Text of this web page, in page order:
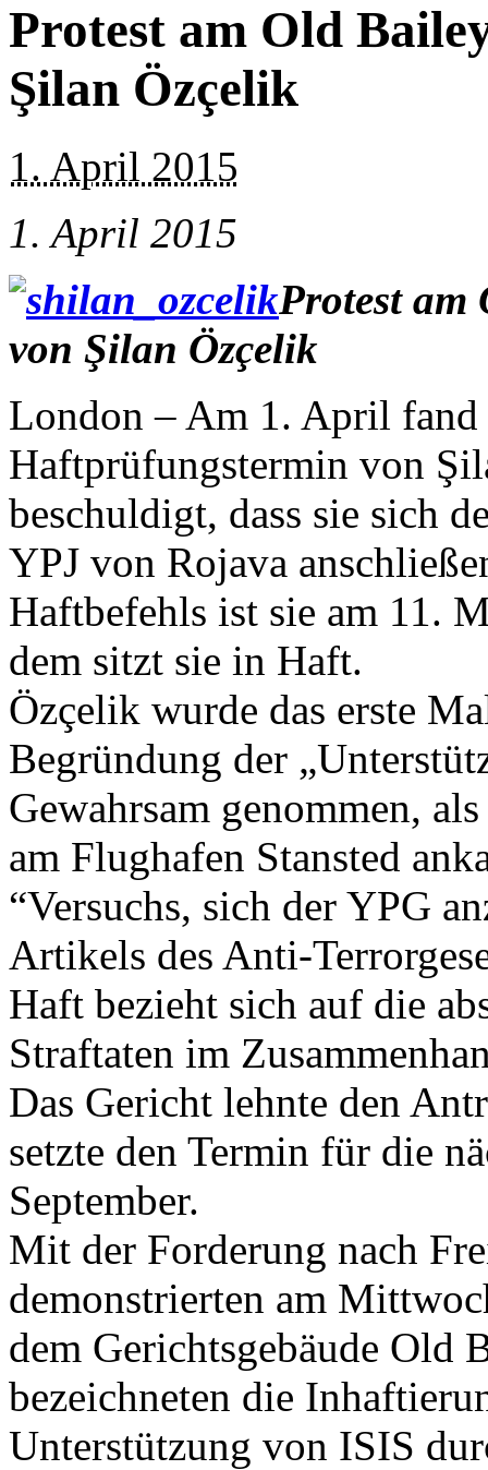
Protest am Old
Şilan Özçelik
1. April 2015
1. April 2015
Protest am
von Şilan Özçelik
London – Am 1. April fand
Haftprüfungstermin von
beschuldigt, dass sie sich
YPJ von Rojava
Haftbefehls ist sie am 11.
dem sitzt sie in Haft.
Özçelik wurde das erste
Begründung der
Gewahrsam genommen,
am Flughafen Stansted
“Versuchs, sich der YPG
Artikels des Anti-
Haft bezieht sich auf die
Straftaten im
Das Gericht lehnte den
setzte den Termin für die
September.
Mit der Forderung nach
demonstrierten am
dem Gerichtsgebäude Old
bezeichneten die
Unterstützung von ISIS